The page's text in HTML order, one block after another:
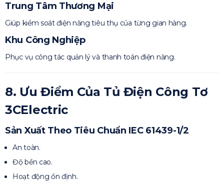
Trung Tâm Thương Mại
Giúp kiểm soát điện năng tiêu thụ của từng gian hàng.
Khu Công Nghiệp
Phục vụ công tác quản lý và thanh toán điện năng.
8. Ưu Điểm Của Tủ Điện Công Tơ
3CElectric
Sản Xuất Theo Tiêu Chuẩn IEC 61439-1/2
An toàn.
Độ bền cao.
Hoạt động ổn định.